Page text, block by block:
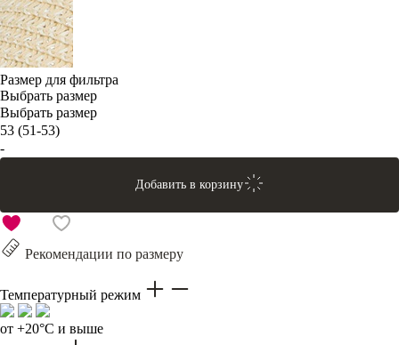
Размер для фильтра
Выбрать размер
Выбрать размер
53 (51-53)
-
Добавить в корзину
Рекомендации по размеру
Температурный режим
от +20°C и выше